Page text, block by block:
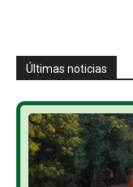
Últimas noticias